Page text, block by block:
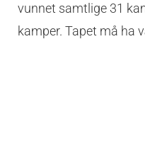
vunnet samtlige 31
kamper. Tapet må ha